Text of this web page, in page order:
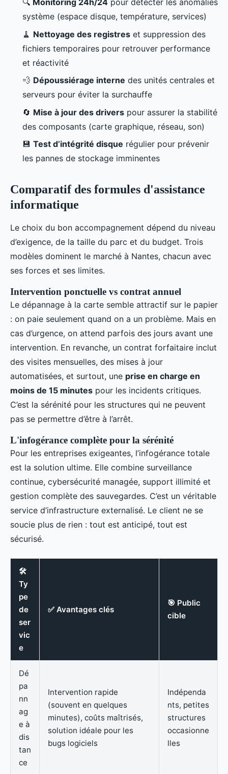
🔍 Monitoring 24h/24 pour détecter les anomalies
système (espace disque, température, services)
🧹 Nettoyage des registres et suppression des
fichiers temporaires pour retrouver performance
et réactivité
💨 Dépoussiérage interne des unités centrales et
serveurs pour éviter la surchauffe
🔄 Mise à jour des drivers pour assurer la stabilité
des composants (carte graphique, réseau, son)
💾 Test d’intégrité disque régulier pour prévenir
les pannes de stockage imminentes
Comparatif des formules d'assistance
informatique
Le choix du bon accompagnement dépend du niveau
d’exigence, de la taille du parc et du budget. Trois
modèles dominent le marché à Nantes, chacun avec
ses forces et ses limites.
Intervention ponctuelle vs contrat annuel
Le dépannage à la carte semble attractif sur le papier
: on paie seulement quand on a un problème. Mais en
cas d’urgence, on attend parfois des jours avant une
intervention. En revanche, un contrat forfaitaire inclut
des visites mensuelles, des mises à jour
automatisées, et surtout, une prise en charge en
moins de 15 minutes pour les incidents critiques.
C’est la sérénité pour les structures qui ne peuvent
pas se permettre d’être à l’arrêt.
L'infogérance complète pour la sérénité
Pour les entreprises exigeantes, l’infogérance totale
est la solution ultime. Elle combine surveillance
continue, cybersécurité managée, support illimité et
gestion complète des sauvegardes. C’est un véritable
service d’infrastructure externalisé. Le client ne se
soucie plus de rien : tout est anticipé, tout est
sécurisé.
🛠️
Ty
pe
de
ser
vic
e
✅ Avantages clés
🎯 Public
cible
Dé
pa
nn
ag
e à
dis
tan
ce
Intervention rapide
(souvent en quelques
minutes), coûts maîtrisés,
solution idéale pour les
bugs logiciels
Indépenda
nts, petites
structures
occasionne
lles